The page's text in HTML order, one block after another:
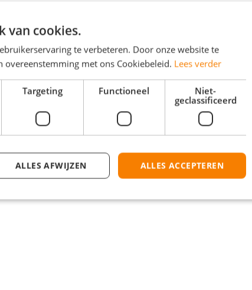
van cookies.
te verbeteren. Door onze website te
met ons Cookiebeleid. Lees verder
Targeting Functioneel
Niet-
geclassificeerd
ALLES ACCEPTEREN
ALLES AFWIJZEN